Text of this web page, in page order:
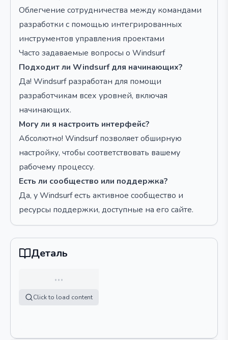
Облегчение сотрудничества между командами
разработки с помощью интегрированных
инструментов управления проектами
Часто задаваемые вопросы о Windsurf
Подходит ли Windsurf для начинающих?
Да! Windsurf разработан для помощи
разработчикам всех уровней, включая
начинающих.
Могу ли я настроить интерфейс?
Абсолютно! Windsurf позволяет обширную
настройку, чтобы соответствовать вашему
рабочему процессу.
Есть ли сообщество или поддержка?
Да, у Windsurf есть активное сообщество и
ресурсы поддержки, доступные на его сайте.
Деталь
…
Click to load content